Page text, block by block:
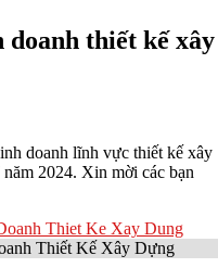
doanh thiết kế xây
doanh lĩnh vực thiết kế xây
2024. Xin mời các bạn
Thiết Kế Xây Dựng